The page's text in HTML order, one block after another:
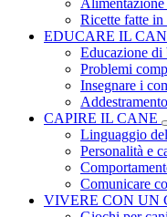
Ricette fatte in
EDUCARE IL
Educazione di
Problemi
Insegnare i
CAPIRE IL CANE
Linguaggio
Personalità e
Comunicare
VIVERE CON UN